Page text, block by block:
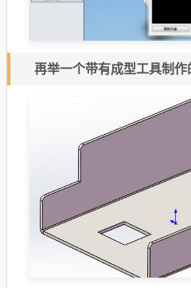
再举一个带有成型工具制作